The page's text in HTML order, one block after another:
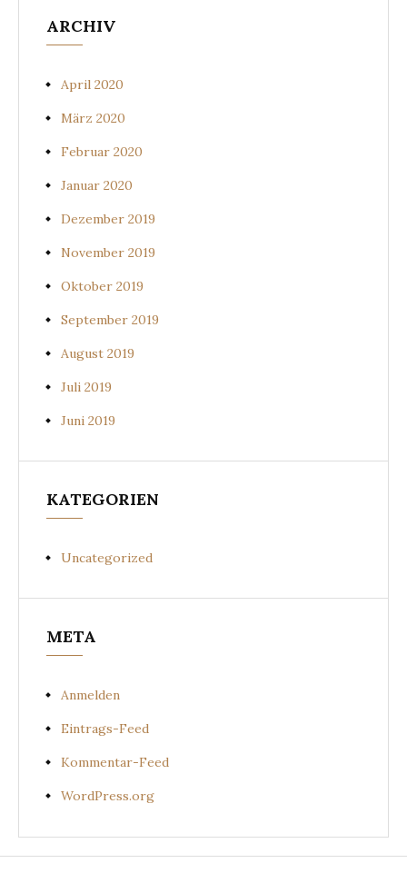
ARCHIV
April 2020
März 2020
Februar 2020
Januar 2020
Dezember 2019
November 2019
Oktober 2019
September 2019
August 2019
Juli 2019
Juni 2019
KATEGORIEN
Uncategorized
META
Anmelden
Eintrags-Feed
Kommentar-Feed
WordPress.org